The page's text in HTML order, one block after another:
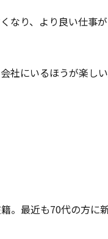
なり、より良い仕事
社にいるほうが楽し
。最近も70代の方に